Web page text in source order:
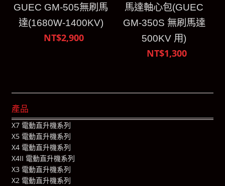
GUEC GM-505無刷馬
達(1680W-1400KV)
NT$2,900
馬達軸心包(GUEC
GM-350S 無刷馬達
500KV 用)
NT$1,300
產品
X7 電動直升機系列
X5 電動直升機系列
X4 電動直升機系列
X4II 電動直升機系列
X3 電動直升機系列
X2 電動直升機系列